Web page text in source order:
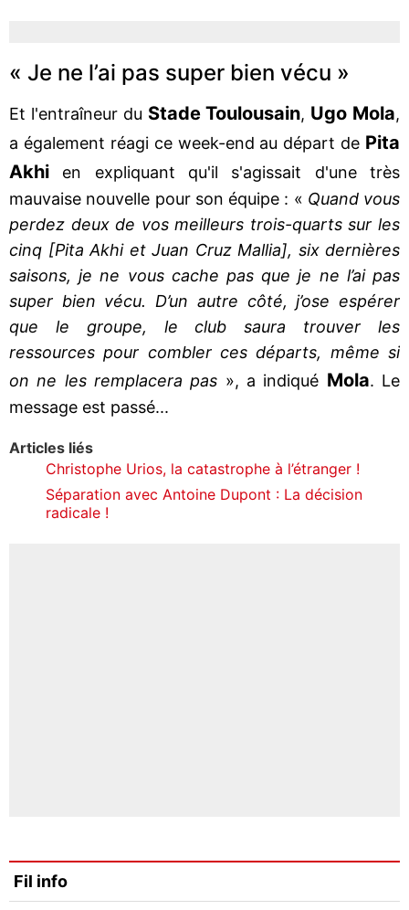
« Je ne l’ai pas super bien vécu »
Et l'entraîneur du Stade Toulousain, Ugo Mola,
a également réagi ce week-end au départ de Pita
Akhi
en expliquant qu'il s'agissait d'une très
mauvaise nouvelle pour son équipe : « Quand vous
perdez deux de vos meilleurs trois-quarts sur les
cinq [Pita Akhi et Juan Cruz Mallia], six dernières
saisons, je ne vous cache pas que je ne l’ai pas
super bien vécu. D’un autre côté, j’ose espérer
que le groupe, le club saura trouver les
ressources pour combler ces départs, même si
on ne les remplacera pas », a indiqué Mola. Le
message est passé...
Articles liés
Christophe Urios, la catastrophe à l’étranger !
Séparation avec Antoine Dupont : La décision
radicale !
Fil info